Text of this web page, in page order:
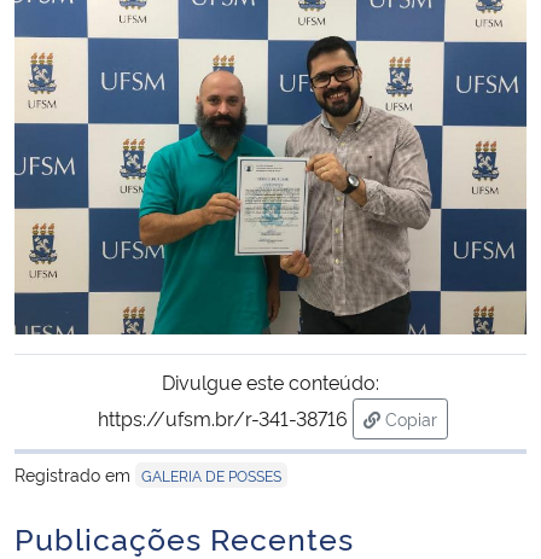
Ministério da Ciência, Tecnologia, Inovações e Comunicações
Ministério do Meio Ambiente
Ministério do Turismo
Ministério do Desenvolvimento Regional
Controladoria-Geral da União
Ministério da Mulher, da Família e dos Direitos Humanos
Divulgue este conteúdo:
https://ufsm.br/r-341-38716
Copiar
para área de
Registrado em GALERIA DE POSSES
Publicações Recentes